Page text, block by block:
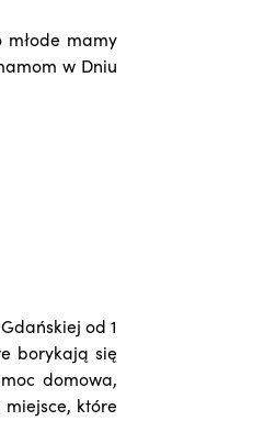
mamy
w Dniu
od 1
borykają się
domowa,
które